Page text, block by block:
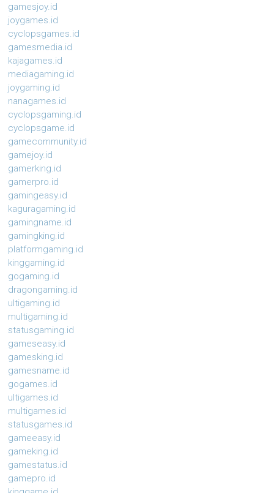
gamesjoy.id
joygames.id
cyclopsgames.id
gamesmedia.id
kajagames.id
mediagaming.id
joygaming.id
nanagames.id
cyclopsgaming.id
cyclopsgame.id
gamecommunity.id
gamejoy.id
gamerking.id
gamerpro.id
gamingeasy.id
kaguragaming.id
gamingname.id
gamingking.id
platformgaming.id
kinggaming.id
gogaming.id
dragongaming.id
ultigaming.id
multigaming.id
statusgaming.id
gameseasy.id
gamesking.id
gamesname.id
gogames.id
ultigames.id
multigames.id
statusgames.id
gameeasy.id
gameking.id
gamestatus.id
gamepro.id